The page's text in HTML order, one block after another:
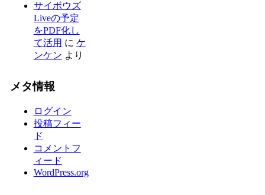
サイボウズ
Liveの予定
をPDF化し
て活用 に ケ
ンケン より
メタ情報
ログイン
投稿フィー
ド
コメントフ
ィード
WordPress.org